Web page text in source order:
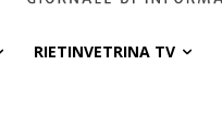
RIETINVETRINA TV